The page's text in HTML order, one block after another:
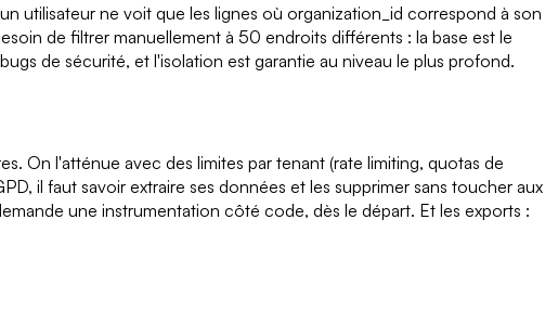
utilisateur ne voit que les lignes où organization_id correspond à son
de filtrer manuellement à 50 endroits différents : la base est le
de sécurité, et l'isolation est garantie au niveau le plus profond.
On l'atténue avec des limites par tenant (rate limiting, quotas de
il faut savoir extraire ses données et les supprimer sans toucher aux
une instrumentation côté code, dès le départ. Et les exports :